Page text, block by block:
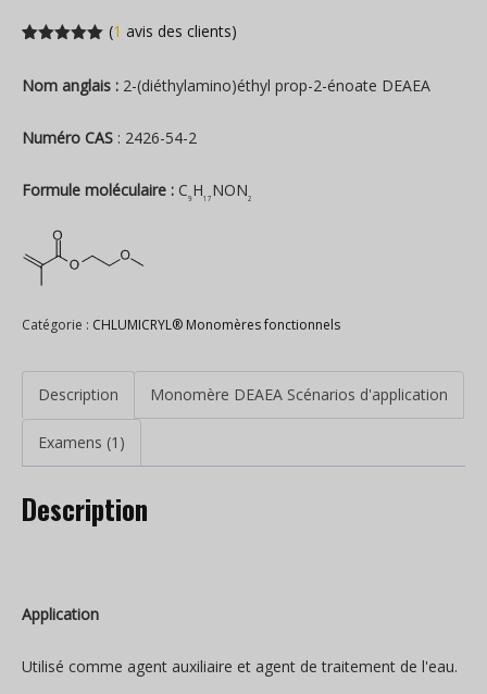
fonction de
l'évaluation
clients
(1 avis des clients)
Nom anglais : 2-(diéthylamino)éthyl prop-2-énoate DEAEA
Numéro CAS : 2426-54-2
Formule moléculaire : C9H17 NON2
Catégorie : CHLUMICRYL® Monomères fonctionnels
Description Monomère DEAEA Scénarios d'application
Examens (1)
Description
Application
Utilisé comme agent auxiliaire et agent de traitement de l'eau.